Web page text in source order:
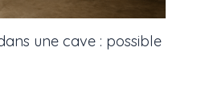
une cave : possible